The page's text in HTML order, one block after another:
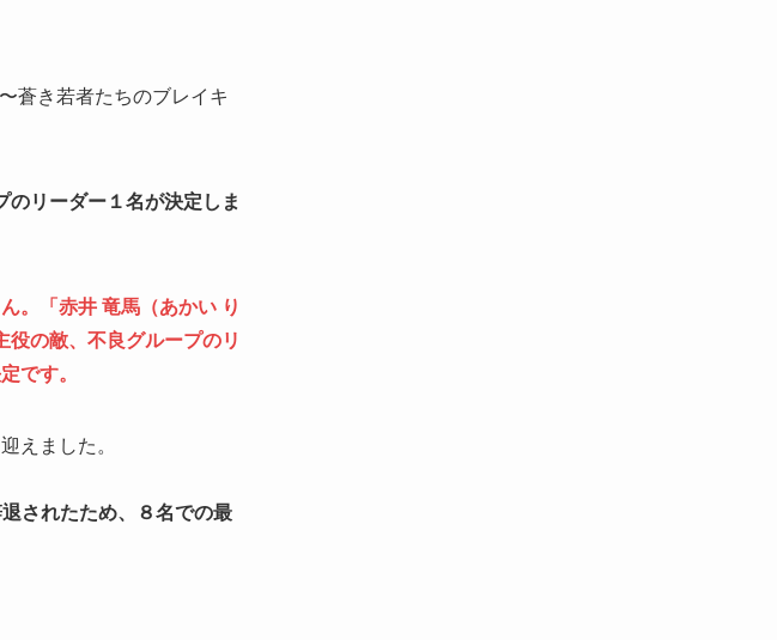
蒼き若者たちのブレイキ
リーダー１名が決定しま
。「赤井 竜馬（あかい り
の敵、不良グループのリ
です。
えました。
されたため、８名での最